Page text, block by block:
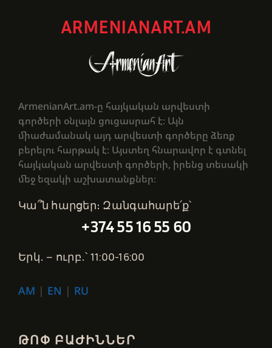
ARMENIANART.AM
ArmenianArt.am-ը հայկական արվեստի
գործերի օնլայն ցուցասրահ է։ Այն
միաժամանակ այդ արվեստի գործերը ձեռք
բերելու հարթակ է։ Այստեղ հնարավոր է գտնել
հայկական արվեստի գործերի, իրենց տեսակի
մեջ եզակի աշխատանքներ։
Կա՞ն հարցեր։ Զանգահարե՛ք՝
+374 55 16 55 60
Երկ․ – ուրբ․՝ 11:00-16:00
AM | EN | RU
ԹՈՓ ԲԱԺԻՆՆԵՐ